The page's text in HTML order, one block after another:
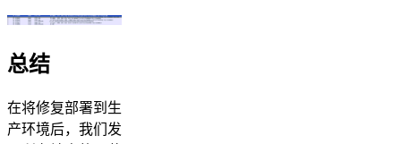
总结
在将修复部署到生
产环境后，我们发